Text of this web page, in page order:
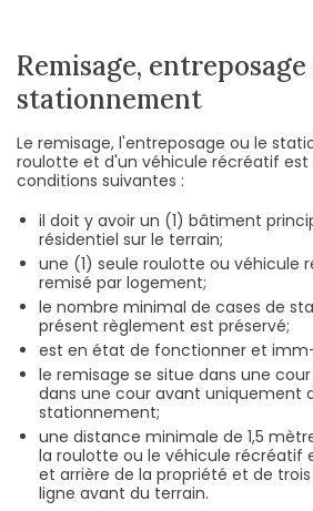
Remisage,
stationnement
Le remisage, l'entreposage ou le
roulotte et d'un véhicule récréatif est
conditions suivantes :
il doit y avoir un (1) bâtiment
résidentiel sur le terrain;
une (1) seule roulotte ou véhicule
remisé par logement;
le nombre minimal de cases de
présent règlement est préservé;
est en état de fonctionner et
le remisage se situe dans une
dans une cour avant uniquement
stationnement;
une distance minimale de 1,5
la roulotte ou le véhicule récréatif
et arrière de la propriété et de
ligne avant du terrain.